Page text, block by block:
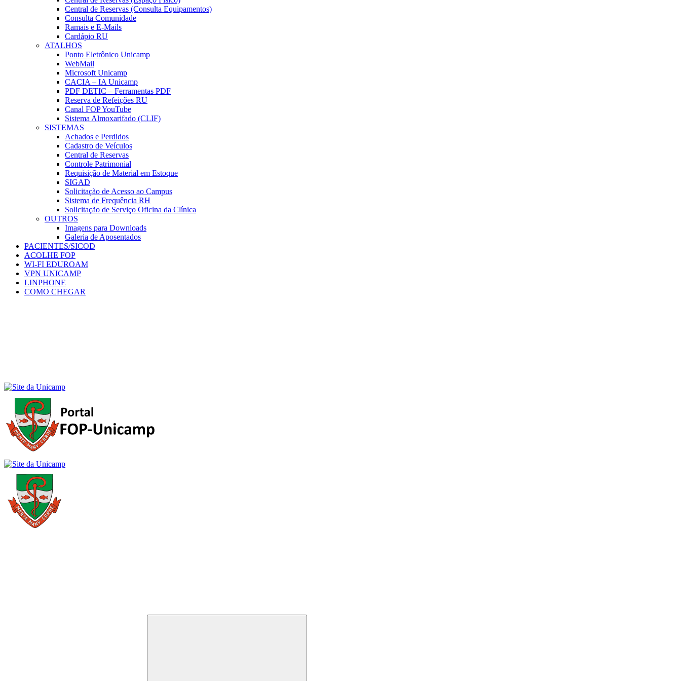
Central de Reservas (Consulta Equipamentos)
Consulta Comunidade
Ramais e E-Mails
Cardápio RU
ATALHOS
Ponto Eletrônico Unicamp
WebMail
Microsoft Unicamp
CACIA – IA Unicamp
PDF DETIC – Ferramentas PDF
Reserva de Refeições RU
Canal FOP YouTube
Sistema Almoxarifado (CLIF)
SISTEMAS
Achados e Perdidos
Cadastro de Veículos
Central de Reservas
Controle Patrimonial
Requisição de Material em Estoque
SIGAD
Solicitação de Acesso ao Campus
Sistema de Frequência RH
Solicitação de Serviço Oficina da Clínica
OUTROS
Imagens para Downloads
Galeria de Aposentados
PACIENTES/SICOD
ACOLHE FOP
WI-FI EDUROAM
VPN UNICAMP
LINPHONE
COMO CHEGAR